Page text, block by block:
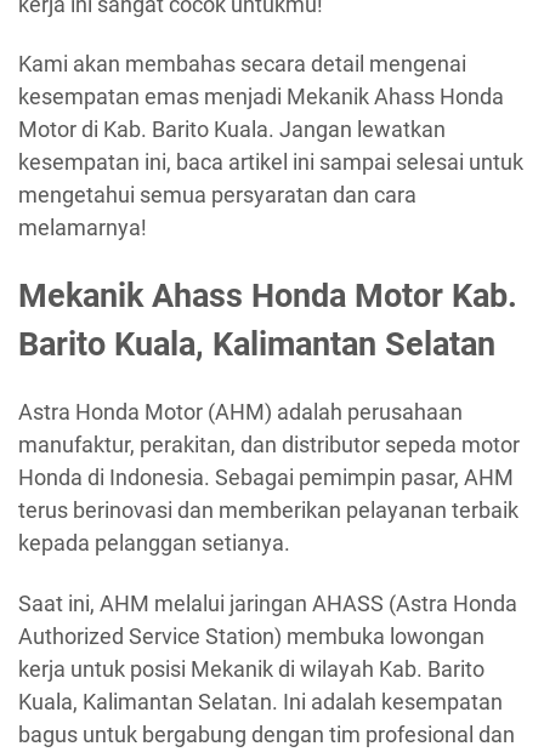
Kami akan membahas secara detail mengenai
kesempatan emas menjadi Mekanik Ahass Honda
Motor di Kab. Barito Kuala. Jangan lewatkan
kesempatan ini, baca artikel ini sampai selesai untuk
mengetahui semua persyaratan dan cara
melamarnya!
Mekanik Ahass Honda Motor Kab.
Barito Kuala, Kalimantan Selatan
Astra Honda Motor (AHM) adalah perusahaan
manufaktur, perakitan, dan distributor sepeda motor
Honda di Indonesia. Sebagai pemimpin pasar, AHM
terus berinovasi dan memberikan pelayanan terbaik
kepada pelanggan setianya.
Saat ini, AHM melalui jaringan AHASS (Astra Honda
Authorized Service Station) membuka lowongan
kerja untuk posisi Mekanik di wilayah Kab. Barito
Kuala, Kalimantan Selatan. Ini adalah kesempatan
bagus untuk bergabung dengan tim profesional dan